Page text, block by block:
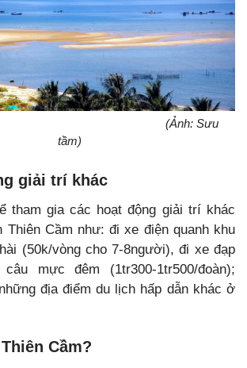
Sưu
tầm)
giải trí khác
tham gia các hoạt động giải trí khác
Thiên Cầm như: đi xe điện quanh khu
(50k/vòng cho 7-8người), đi xe đạp
mực đêm (1tr300-1tr500/đoàn);
những địa điểm du lịch hấp dẫn khác ở
Cầm?